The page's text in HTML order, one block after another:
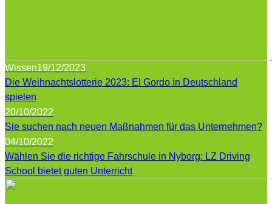
Wissen19/12/2023
Die Weihnachtslotterie 2023: El Gordo in Deutschland
spielen
20/10/2022
Sie suchen nach neuen Maßnahmen für das Unternehmen?
04/10/2022
Wählen Sie die richtige Fahrschule in Nyborg: LZ Driving
School bietet guten Unterricht